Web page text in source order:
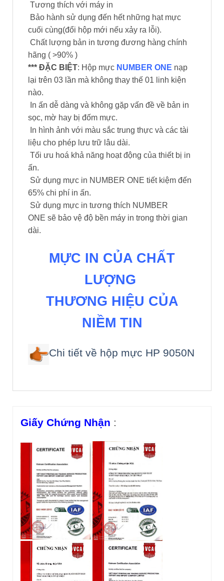
Tương thích với máy in
Bảo hành sử dụng đến hết những hạt mực
cuối cùng(đổi hộp mới nếu xảy ra lỗi).
Chất lượng bản in tương đương hàng chính
hãng ( >90% )
*** ĐẶC BIỆT: Hộp mực NUMBER ONE nạp
lại trên 03 lần mà không thay thế 01 linh kiện
nào.
In ấn dễ dàng và không gặp vấn đề về bản in
sọc, mờ hay bị đốm mực.
In hình ảnh với màu sắc trung thực và các tài
liệu cho phép lưu trữ lâu dài.
Tối ưu hoá khả năng hoạt động của thiết bị in
ấn.
Sử dụng mực in NUMBER ONE tiết kiệm đến
65% chi phí in ấn.
Sử dụng mực in tương thích NUMBER
ONE sẽ bảo vệ độ bền máy in trong thời gian
dài.
MỰC IN CỦA CHẤT
LƯỢNG
THƯƠNG HIỆU CỦA
NIỀM TIN
Chi tiết về hộp mực HP 9050N
Giấy Chứng Nhận :